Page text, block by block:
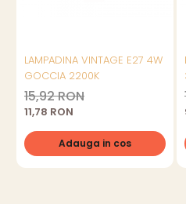
LAMPADINA VINTAGE E27 4W
GOCCIA 2200K
15,92 RON
11,78 RON
Adauga in cos